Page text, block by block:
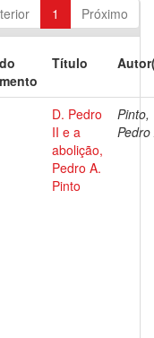
1 Próximo
Título
D. Pedro
II e a
abolição,
Pedro A.
Pinto
Pinto,
Pedro